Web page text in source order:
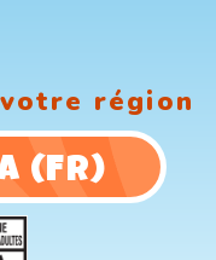
région
(FR)